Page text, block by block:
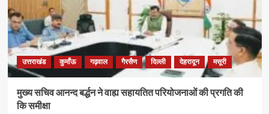
उत्तराखंड कुमाँऊ गढ़वाल गैरसैण दिल्ली देहरादून मसूरी
मुख्य सचिव आनन्द बर्द्धन ने वाह्य सहायतित परियोजनाओं की प्रगति की
कि समीक्षा